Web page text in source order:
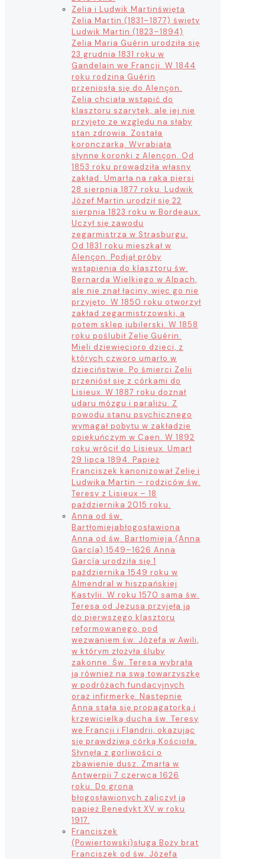
Zelia i Ludwik Martinświęta
Zelia Martin (1831–1877) święty
Ludwik Martin (1823–1894)
Zelia Maria Guérin urodziła się
23 grudnia 1831 roku w
Gandelain we Francji. W 1844
roku rodzina Guérin
przeniosła się do Alençon.
Zelia chciała wstąpić do
klasztoru szarytek, ale jej nie
przyjęto ze względu na słaby
stan zdrowia. Została
koronczarką. Wyrabiała
słynne koronki z Alençon. Od
1853 roku prowadziła własny
zakład. Umarła na raka piersi
28 sierpnia 1877 roku. Ludwik
Józef Martin urodził się 22
sierpnia 1823 roku w Bordeaux.
Uczył się zawodu
zegarmistrza w Strasburgu.
Od 1831 roku mieszkał w
Alençon. Podjął próby
wstąpienia do klasztoru św.
Bernarda Wielkiego w Alpach,
ale nie znał łaciny, więc go nie
przyjęto. W 1850 roku otworzył
zakład zegarmistrzowski, a
potem sklep jubilerski. W 1858
roku poślubił Zelię Guérin.
Mieli dziewięcioro dzieci, z
których czworo umarło w
dzieciństwie. Po śmierci Zelii
przeniósł się z córkami do
Lisieux. W 1887 roku doznał
udaru mózgu i paraliżu. Z
powodu stanu psychicznego
wymagał pobytu w zakładzie
opiekuńczym w Caen. W 1892
roku wrócił do Lisieux. Umarł
29 lipca 1894. Papież
Franciszek kanonizował Zelię i
Ludwika Martin – rodziców św.
Teresy z Lisieux – 18
października 2015 roku.
Anna od św.
Bartłomiejabłogosławiona
Anna od św. Bartłomieja (Anna
García) 1549–1626 Anna
García urodziła się 1
października 1549 roku w
Almendral w hiszpańskiej
Kastylii. W roku 1570 sama św.
Teresa od Jezusa przyjęła ją
do pierwszego klasztoru
reformowanego, pod
wezwaniem św. Józefa w Awili,
w którym złożyła śluby
zakonne. Św. Teresa wybrała
ją również na swą towarzyszkę
w podróżach fundacyjnych
oraz infirmerkę. Następnie
Anna stała się propagatorką i
krzewicielką ducha św. Teresy
we Francji i Flandrii, okazując
się prawdziwą córką Kościoła.
Słynęła z gorliwości o
zbawienie dusz. Zmarła w
Antwerpii 7 czerwca 1626
roku. Do grona
błogosławionych zaliczył ją
papież Benedykt XV w roku
1917.
Franciszek
(Powiertowski)sługa Boży brat
Franciszek od św. Józefa